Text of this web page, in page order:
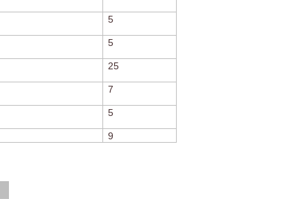
5
5
25
7
5
9